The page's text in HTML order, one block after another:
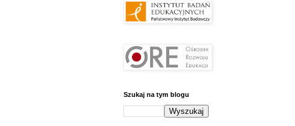
Szukaj na tym blogu